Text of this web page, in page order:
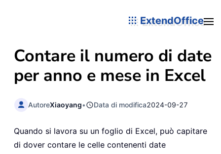
ExtendOffice
Contare il numero di date
per anno e mese in Excel
AutoreXiaoyang• Data di modifica2024-09-27
Quando si lavora su un foglio di Excel, può capitare
di dover contare le celle contenenti date